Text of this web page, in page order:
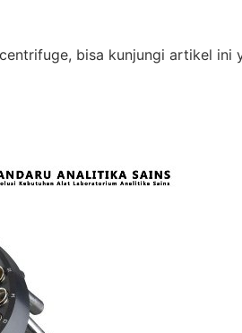
bisa kunjungi artikel ini